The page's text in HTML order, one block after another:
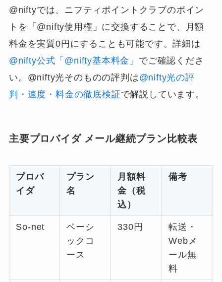
@niftyでは、ニフティポイントクラブのポイン
トを「@nifty使用権」に交換することで、月額
料金を実質0円にすることも可能です。詳細は
@nifty公式「@nifty基本料金」 でご確認くださ
い。@nifty光そのものの評判は@nifty光の評
判・速度・料金の徹底検証で解説しています。
主要プロバイダ メール継続プラン比較表
プロバ
イダ
プラン
名
月額料
金（税
込）
備考
So-net
ベーシ
ックコ
ース
330円
転送・
Webメ
ール無
料